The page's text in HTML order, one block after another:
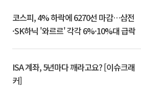
코스피, 4% 하락에 6270선 마감…삼전
·SK하닉 '와르르' 각각 6%·10%대 급락
ISA 계좌, 5년마다 깨라고요? [이슈크래
커]